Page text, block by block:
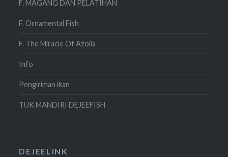
F. MAGANG DAN PELATIHAN
F. Ornamental Fish
F. The Miracle Of Azolla
Info
Pengiriman ikan
TUK MANDIRI DEJEEFISH
DEJEELINK